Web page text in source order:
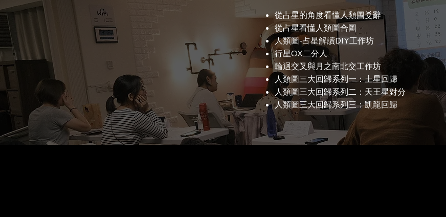
從占星的角度看懂人類圖爻辭
從占星看懂人類圖合圖
人類圖-占星解讀DIY工作坊
行星OX二分人
輪迴交叉與月之南北交工作坊
人類圖三大回歸系列一：土星回歸
人類圖三大回歸系列二：天王星對分
人類圖三大回歸系列三：凱龍回歸